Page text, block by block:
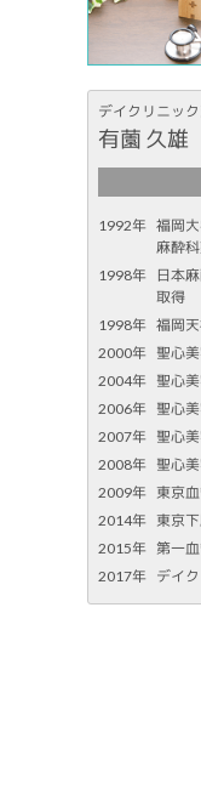
デイクリニッ
有薗 久雄
1992年 福岡
麻酔
1998年
日本
取得
1998年 福岡
2000年 聖心
2004年 聖心
2006年 聖心
2007年 聖心
2008年 聖心
2009年 東京
2014年 東京
2015年 第一
2017年 デイ